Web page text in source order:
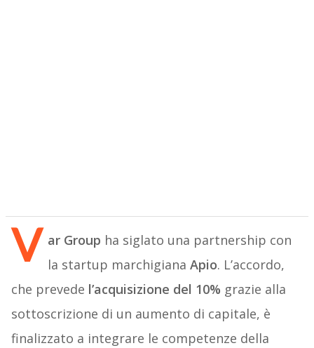
V ar Group ha siglato una partnership con
la startup marchigiana Apio. L’accordo,
che prevede l’acquisizione del 10% grazie alla
sottoscrizione di un aumento di capitale, è
finalizzato a integrare le competenze della